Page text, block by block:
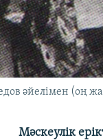
әйелімен (оң
Мәскеулік